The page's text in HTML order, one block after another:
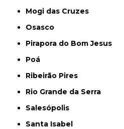
Mogi das Cruzes
Osasco
Pirapora do Bom Jesus
Poá
Ribeirão Pires
Rio Grande da Serra
Salesópolis
Santa Isabel